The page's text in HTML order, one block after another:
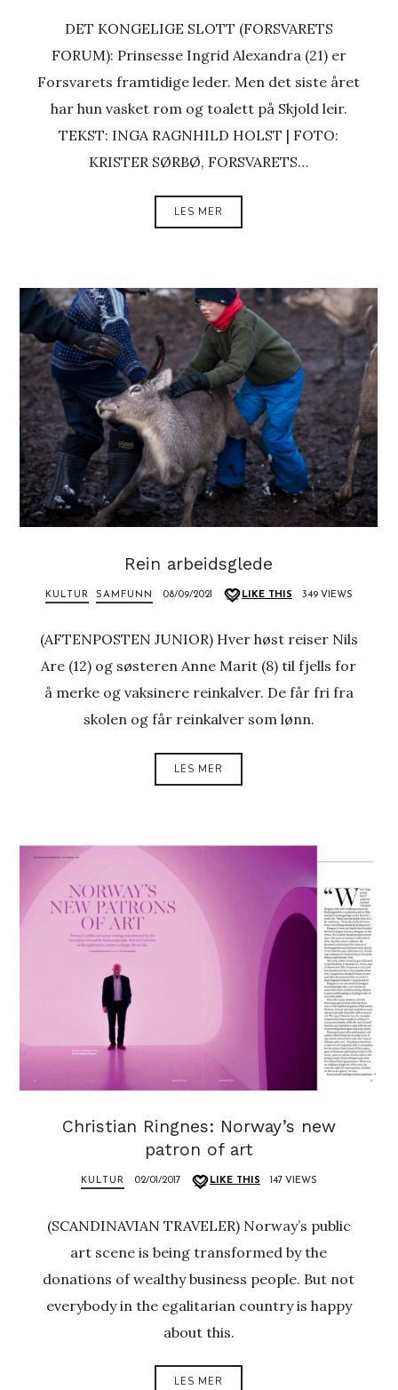
DET KONGELIGE SLOTT (FORSVARETS
FORUM): Prinsesse Ingrid Alexandra (21) er
Forsvarets framtidige leder. Men det siste året
har hun vasket rom og toalett på Skjold leir.
TEKST: INGA RAGNHILD HOLST | FOTO:
KRISTER SØRBØ, FORSVARETS…
LES MER
Rein arbeidsglede
KULTUR SAMFUNN 08/09/2021 LIKE THIS 349 VIEWS
(AFTENPOSTEN JUNIOR) Hver høst reiser Nils
Are (12) og søsteren Anne Marit (8) til fjells for
å merke og vaksinere reinkalver. De får fri fra
skolen og får reinkalver som lønn.
LES MER
Christian Ringnes: Norway’s new
patron of art
KULTUR 02/01/2017 LIKE THIS 147 VIEWS
(SCANDINAVIAN TRAVELER) Norway’s public
art scene is being transformed by the
donations of wealthy business people. But not
everybody in the egalitarian country is happy
about this.
LES MER